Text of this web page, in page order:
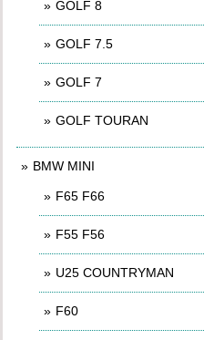
GOLF 8
GOLF 7.5
GOLF 7
GOLF TOURAN
BMW MINI
F65 F66
F55 F56
U25 COUNTRYMAN
F60